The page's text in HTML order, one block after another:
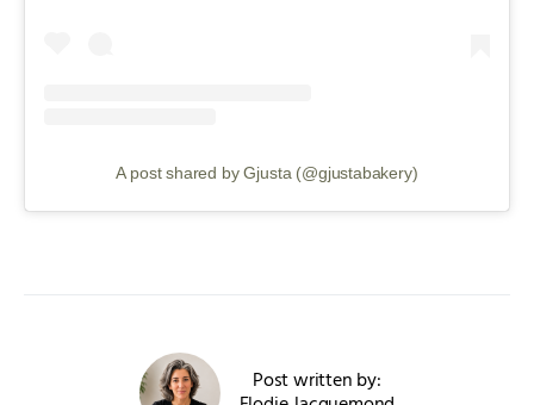
A post shared by Gjusta (@gjustabakery)
Post written by: